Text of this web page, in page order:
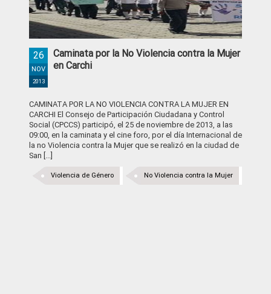
Caminata por la No Violencia contra la Mujer
en Carchi
26
NOV
2013
CAMINATA POR LA NO VIOLENCIA CONTRA LA MUJER EN
CARCHI El Consejo de Participación Ciudadana y Control
Social (CPCCS) participó, el 25 de noviembre de 2013, a las
09:00, en la caminata y el cine foro, por el día Internacional de
la no Violencia contra la Mujer que se realizó en la ciudad de
San [...]
No Violencia contra la Mujer
Violencia de Género